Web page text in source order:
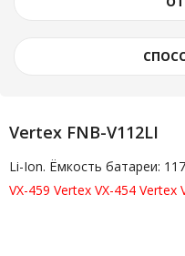
Vertex FNB-V112LI
Li-Ion. Ёмкость батареи:
VX-459 Vertex VX-454 Vertex